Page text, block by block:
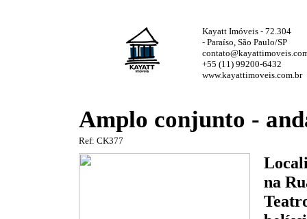
Kayatt Imóveis - 72.304
- Paraíso, São Paulo/SP
+55 (11) 99200-6432
www.kayattimoveis.com.br
Amplo conjunto -
Ref: CK377
na